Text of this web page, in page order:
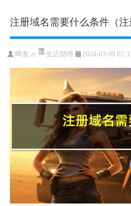
注册域名需要什么条件（注
网友:zc 生活助理 2024-03-09